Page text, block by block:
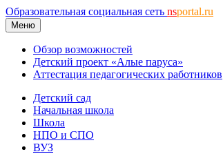
Образовательная социальная сеть nsportal.ru
Меню
Обзор возможностей
Детский проект «Алые паруса»
Аттестация педагогических работников
Детский сад
Начальная школа
Школа
НПО и СПО
ВУЗ